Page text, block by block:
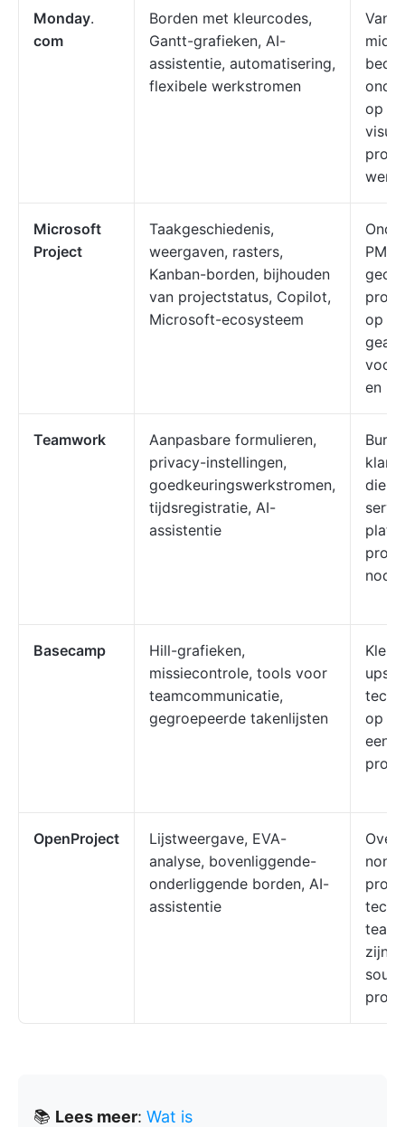
Monday.
com
Borden met kleurcodes,
Gantt-grafieken, AI-
assistentie, automatisering,
flexibele werkstromen
Van
op
Microsoft
Project
Taakgeschiedenis,
weergaven, rasters,
Kanban-borden, bijhouden
van projectstatus, Copilot,
Microsoft-ecosysteem
op
voor
en -
Teamwork
Aanpasbare formulieren,
privacy-instellingen,
goedkeuringswerkstromen,
tijdsregistratie, AI-
assistentie
die
Basecamp
Hill-grafieken,
missiecontrole, tools voor
teamcommunicatie,
gegroepeerde takenlijsten
ups
op
OpenProject
Lijstweergave, EVA-
analyse, bovenliggende-
onderliggende borden, AI-
assistentie
non-
zijn
📚 Lees meer: Wat is